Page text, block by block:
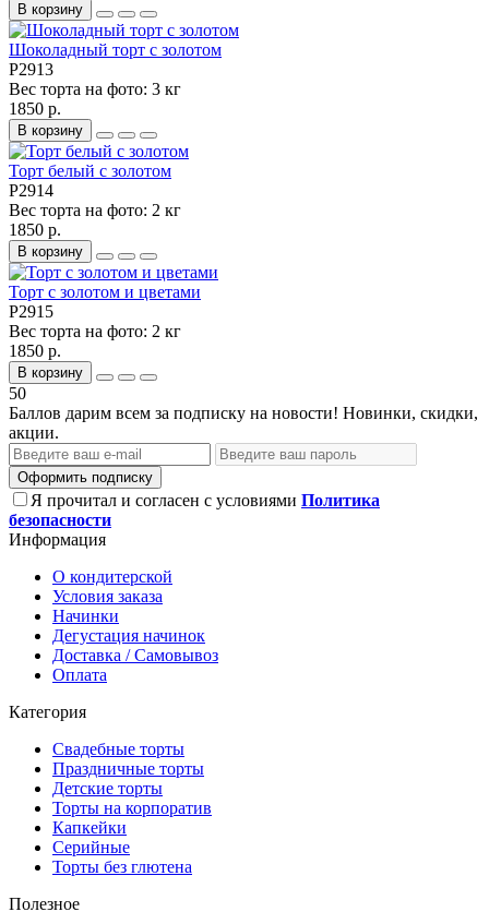
В корзину
Шоколадный торт с золотом
P2913
Вес торта на фото: 3 кг
1850 р.
В корзину
Торт белый с золотом
P2914
Вес торта на фото: 2 кг
1850 р.
В корзину
Торт с золотом и цветами
P2915
Вес торта на фото: 2 кг
1850 р.
В корзину
50
Баллов дарим всем за подписку на новости! Новинки, скидки,
акции.
Оформить подписку
Я прочитал и согласен с условиями Политика
безопасности
Информация
О кондитерской
Условия заказа
Начинки
Дегустация начинок
Доставка / Самовывоз
Оплата
Категория
Свадебные торты
Праздничные торты
Детские торты
Торты на корпоратив
Капкейки
Серийные
Торты без глютена
Полезное